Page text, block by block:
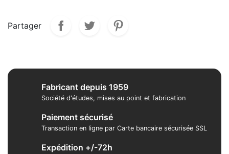
Partager
Fabricant depuis 1959
Société d'études, mises au point et fabrication
Paiement sécurisé
Transaction en ligne par Carte bancaire sécurisée SSL
Expédition +/-72h